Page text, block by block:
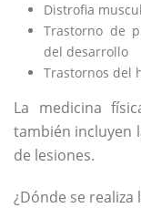
Distrofia
Trastorno de
del desarrollo
Trastornos del
La medicina
también incluyen
de lesiones.
¿Dónde se